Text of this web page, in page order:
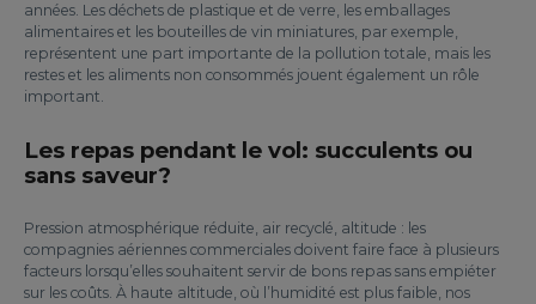
années. Les déchets de plastique et de verre, les emballages
alimentaires et les bouteilles de vin miniatures, par exemple,
représentent une part importante de la pollution totale, mais les
restes et les aliments non consommés jouent également un rôle
important.
Les repas pendant le vol: succulents ou
sans saveur?
Pression atmosphérique réduite, air recyclé, altitude : les
compagnies aériennes commerciales doivent faire face à plusieurs
facteurs lorsqu’elles souhaitent servir de bons repas sans empiéter
sur les coûts. À haute altitude, où l’humidité est plus faible, nos